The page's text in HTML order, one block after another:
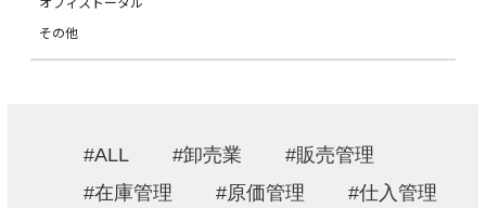
お問い合わせ
その他
ALL 卸売業
販売管理
在庫管理
原価管理
仕入管理